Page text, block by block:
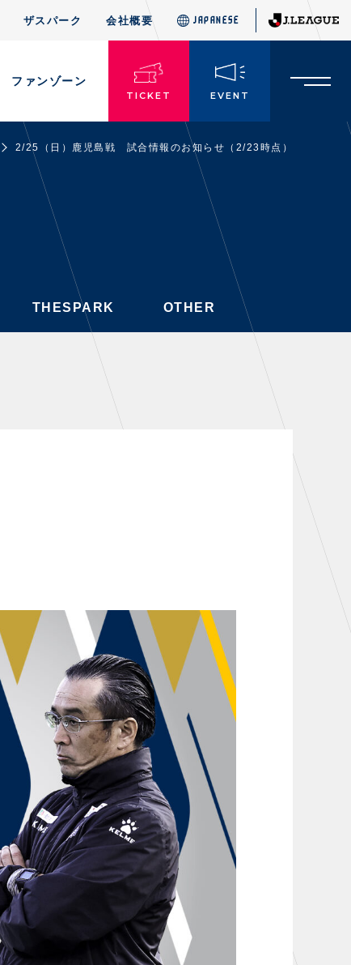
ザスパーク 会社概要 JAPANESE
ファンゾーン
TICKET EVENT
JAPANESE
チケット情報
・前売・当日チケット
・発売日
・優待チケット
・企画チケット
・法人シーズンシート
拠点一覧
フィロソフィー
クラブについて（エンブレム・ロゴ
等）
HISTORY
お問い合わせ
TheSpark
2/25（日）鹿児島戦 試合情報のお知らせ（2/23時点）
THESPARK OTHER
THESPARK OTHER